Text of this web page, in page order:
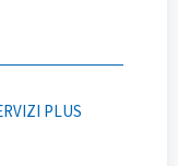
PLUS